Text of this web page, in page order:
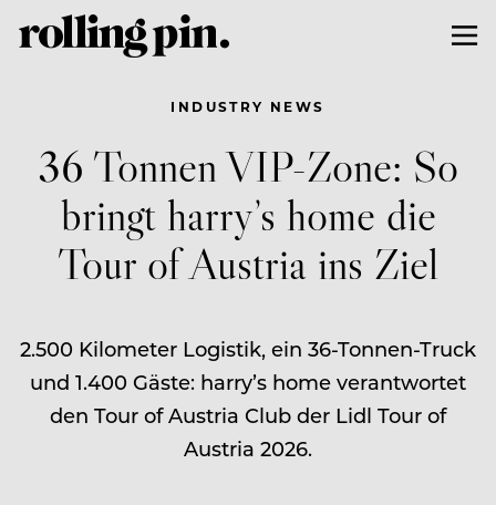
INDUSTRY NEWS
36 Tonnen VIP-Zone: So
bringt harry’s home die
Tour of Austria ins Ziel
2.500 Kilometer Logistik, ein 36-Tonnen-Truck
und 1.400 Gäste: harry’s home verantwortet
den Tour of Austria Club der Lidl Tour of
Austria 2026.